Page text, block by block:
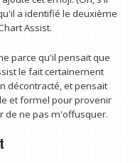
a identifié le deuxième
Assist.
parce qu'il pensait que
le fait certainement
décontracté, et pensait
et formel pour provenir
de ne pas m'offusquer.